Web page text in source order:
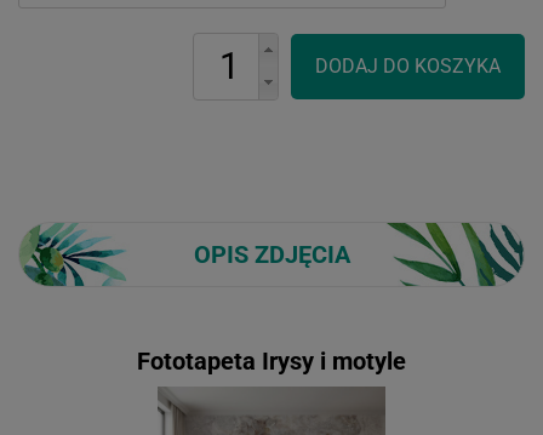
OPIS ZDJĘCIA
Fototapeta Irysy i motyle